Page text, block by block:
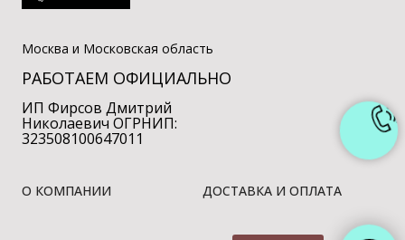
Москва и Московская область
РАБОТАЕМ ОФИЦИАЛЬНО
ИП Фирсов Дмитрий
Николаевич ОГРНИП:
323508100647011
О КОМПАНИИ ДОСТАВКА И ОПЛАТА